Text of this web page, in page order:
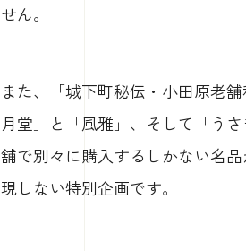
せん。
また、「城下町秘伝・小田原老
月堂」と「風雅」、そして「う
舗で別々に購入するしかない名
現しない特別企画です。